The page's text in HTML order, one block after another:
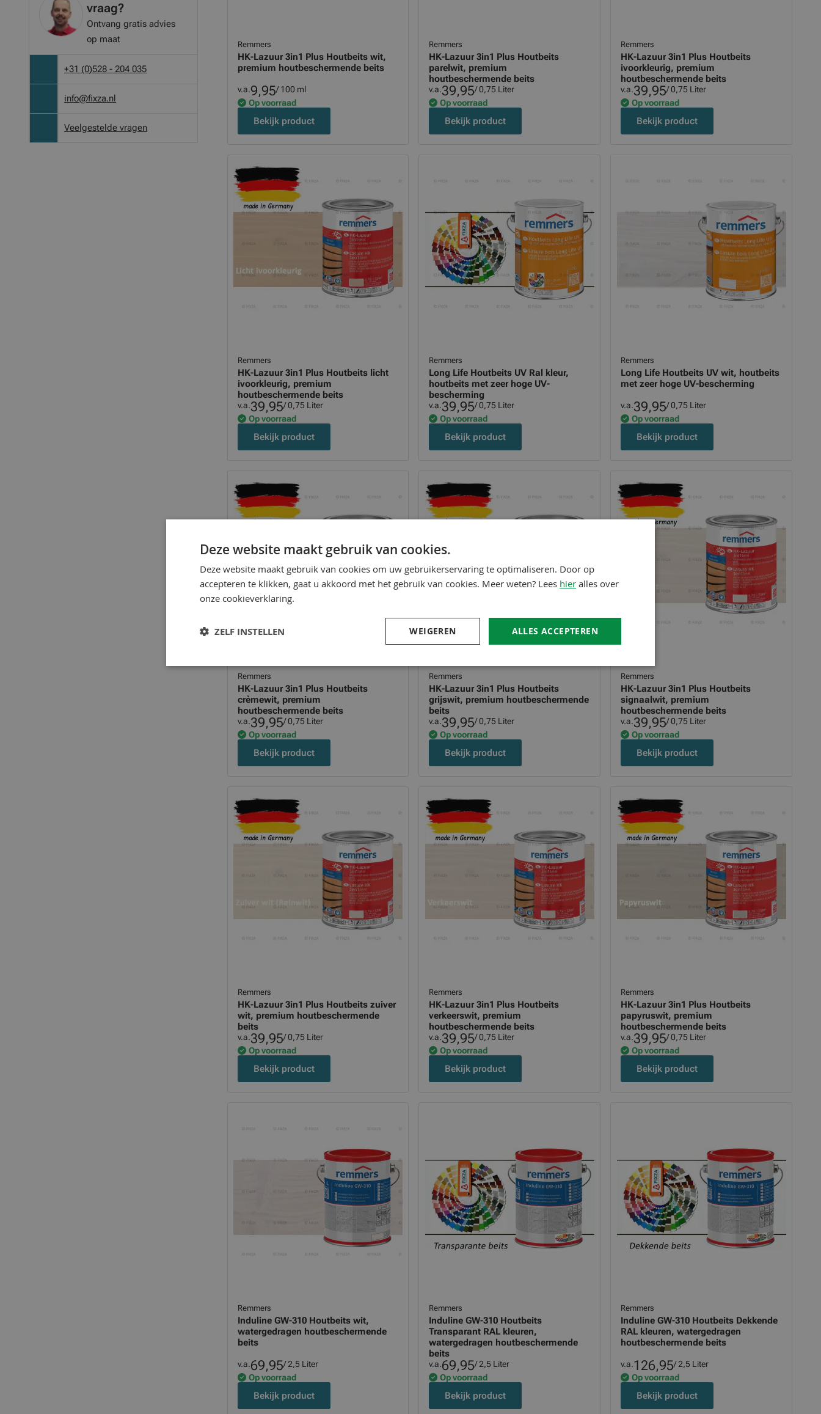
Remmers
HK-Lazuur 3in1 Plus Houtbeits wit,
premium houtbeschermende beits
v.a.9,95/ 100 ml
Op voorraad
Bekijk product
Remmers
HK-Lazuur 3in1 Plus Houtbeits
parelwit, premium
houtbeschermende beits
v.a.39,95/ 0,75 Liter
Op voorraad
Bekijk product
Remmers
HK-Lazuur 3in1 Plus Houtbeits
ivoorkleurig, premium
houtbeschermende beits
v.a.39,95/ 0,75 Liter
Op voorraad
Bekijk product
Remmers
HK-Lazuur 3in1 Plus Houtbeits licht
ivoorkleurig, premium
houtbeschermende beits
v.a.39,95/ 0,75 Liter
Op voorraad
Bekijk product
Remmers
Long Life Houtbeits UV Ral kleur,
houtbeits met zeer hoge UV-
bescherming
v.a.39,95/ 0,75 Liter
Op voorraad
Bekijk product
Remmers
Long Life Houtbeits UV wit, houtbeits
met zeer hoge UV-bescherming
v.a.39,95/ 0,75 Liter
Op voorraad
Bekijk product
Remmers
HK-Lazuur 3in1 Plus Houtbeits
crèmewit, premium
houtbeschermende beits
v.a.39,95/ 0,75 Liter
Op voorraad
Bekijk product
Remmers
HK-Lazuur 3in1 Plus Houtbeits
grijswit, premium houtbeschermende
beits
v.a.39,95/ 0,75 Liter
Op voorraad
Bekijk product
Remmers
HK-Lazuur 3in1 Plus Houtbeits
signaalwit, premium
houtbeschermende beits
v.a.39,95/ 0,75 Liter
Op voorraad
Bekijk product
Remmers
HK-Lazuur 3in1 Plus Houtbeits zuiver
wit, premium houtbeschermende
beits
v.a.39,95/ 0,75 Liter
Op voorraad
Bekijk product
Remmers
HK-Lazuur 3in1 Plus Houtbeits
verkeerswit, premium
houtbeschermende beits
v.a.39,95/ 0,75 Liter
Op voorraad
Bekijk product
Remmers
HK-Lazuur 3in1 Plus Houtbeits
papyruswit, premium
houtbeschermende beits
v.a.39,95/ 0,75 Liter
Op voorraad
Bekijk product
Remmers
Induline GW-310 Houtbeits wit,
watergedragen houtbeschermende
beits
v.a.69,95/ 2,5 Liter
Op voorraad
Bekijk product
Remmers
Induline GW-310 Houtbeits
Transparant RAL kleuren,
watergedragen houtbeschermende
beits
v.a.69,95/ 2,5 Liter
Op voorraad
Bekijk product
Remmers
Induline GW-310 Houtbeits Dekkende
RAL kleuren, watergedragen
houtbeschermende beits
v.a.126,95/ 2,5 Liter
Op voorraad
Bekijk product
vraag?
Ontvang gratis advies
op maat
+31 (0)528 - 204 035
info@fixza.nl
Veelgestelde vragen
Deze website maakt gebruik van cookies.
Deze website maakt gebruik van cookies om uw gebruikerservaring te optimaliseren. Door op
accepteren te klikken, gaat u akkoord met het gebruik van cookies. Meer weten? Lees hier alles over
onze cookieverklaring.
ALLES ACCEPTEREN
WEIGEREN
ZELF INSTELLEN